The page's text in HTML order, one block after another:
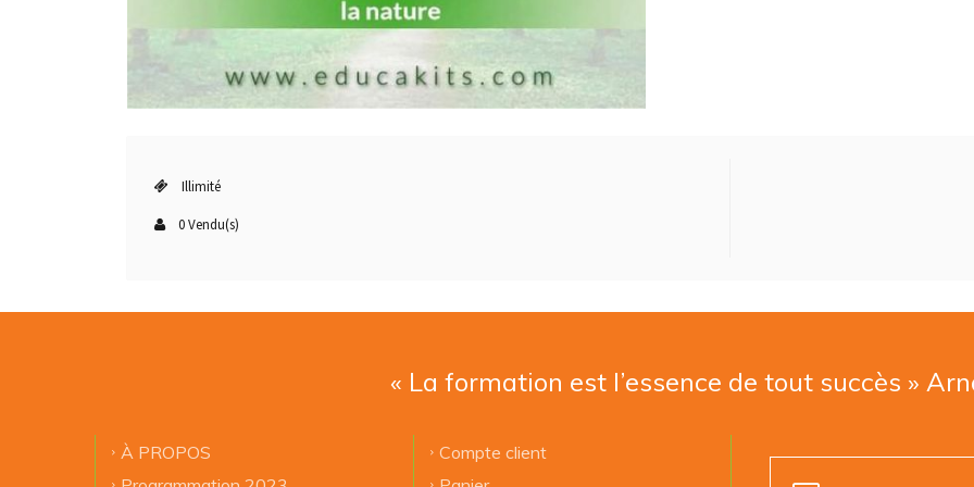
Illimité
0 Vendu(s)
« La formation est l’essence de tout succès »
À PROPOS
Compte client